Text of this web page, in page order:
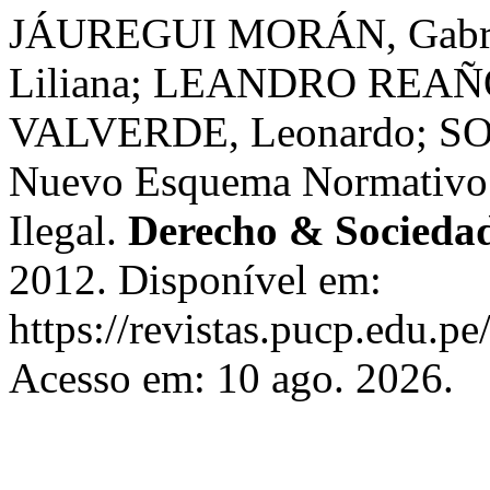
JÁUREGUI MORÁN,
Liliana; LEANDRO
VALVERDE, Leonardo;
Nuevo Esquema
Ilegal. Derecho &
2012. Disponível em:
https://
Acesso em: 10 ago. 2026.